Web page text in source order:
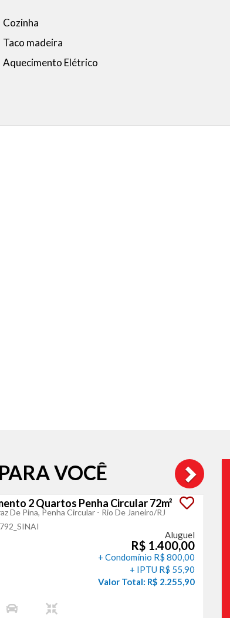
Cozinha
Taco madeira
Aquecimento Elétrico
VOCÊ
2 Quartos Penha Circular 72m²
De Pina, Penha Circular - Rio De Janeiro/RJ
Aluguel
R$ 1.400,00
+ Condomínio R$ 800,00
+ IPTU R$ 55,90
Valor Total: R$ 2.255,90